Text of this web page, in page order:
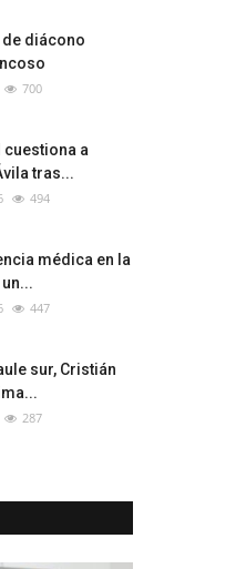
diácono
700
cuestiona a
tras...
494
médica en la
447
sur, Cristián
287